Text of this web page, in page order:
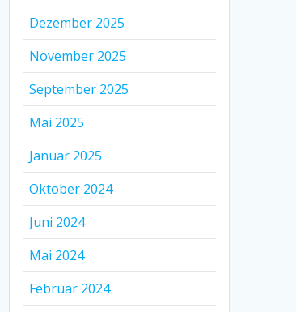
Dezember 2025
November 2025
September 2025
Mai 2025
Januar 2025
Oktober 2024
Juni 2024
Mai 2024
Februar 2024